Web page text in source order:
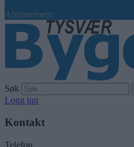
Abonnement
Søk
Logg inn
Kontakt
Telefon